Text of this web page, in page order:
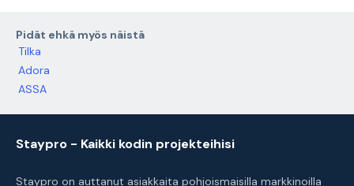
Pidät ehkä myös näistä
Tilka
Adora
ASSA
Staypro - Kaikki kodin projekteihisi
Staypro on auttanut asiakkaita pohjoismaisilla markkinoilla